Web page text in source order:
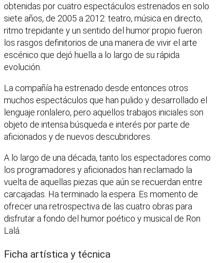
obtenidas por cuatro espectáculos estrenados en solo
siete años, de 2005 a 2012: teatro, música en directo,
ritmo trepidante y un sentido del humor propio fueron
los rasgos definitorios de una manera de vivir el arte
escénico que dejó huella a lo largo de su rápida
evolución.
La compañía ha estrenado desde entonces otros
muchos espectáculos que han pulido y desarrollado el
lenguaje ronlalero, pero aquellos trabajos iniciales son
objeto de intensa búsqueda e interés por parte de
aficionados y de nuevos descubridores.
A lo largo de una década, tanto los espectadores como
los programadores y aficionados han reclamado la
vuelta de aquellas piezas que aún se recuerdan entre
carcajadas. Ha terminado la espera. Es momento de
ofrecer una retrospectiva de las cuatro obras para
disfrutar a fondo del humor poético y musical de Ron
Lalá.
Ficha artística y técnica